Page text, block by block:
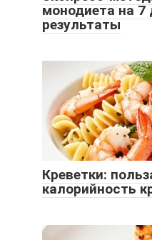
монодиета на 7
результаты
Креветки:
калорийность